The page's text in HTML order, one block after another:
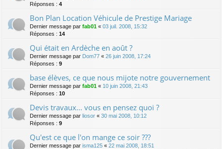
Réponses : 4
Bon Plan Location Véhicule de Prestige Mariage
Dernier message par fab01 « 03 juil. 2008, 15:32
Réponses : 14
Qui était en Ardèche en août ?
Dernier message par Dom77 « 26 juin 2008, 17:24
Réponses : 9
base élèves, ce que nous mijote notre gouvernement
Dernier message par fab01 « 10 juin 2008, 21:43
Réponses : 10
Devis travaux... vous en pensez quoi ?
Dernier message par liosor « 30 mai 2008, 10:12
Réponses : 9
Qu'est ce que l'on mange ce soir ???
Dernier message par isma125 « 22 mai 2008, 18:51